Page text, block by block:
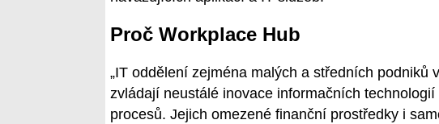
Proč Workplace Hub
„IT oddělení zejména malých a středních podniků
zvládají neustálé inovace informačních
procesů. Jejich omezené finanční prostředky i